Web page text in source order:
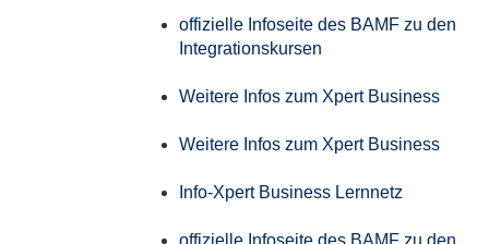
offizielle Infoseite des BAMF zu den
Integrationskursen
Weitere Infos zum Xpert Business
Weitere Infos zum Xpert Business
Info-Xpert Business Lernnetz
offizielle Infoseite des BAMF zu den